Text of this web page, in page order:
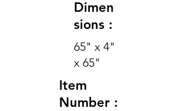
Dimen
sions :
65" x 4"
x 65"
Item
Number :